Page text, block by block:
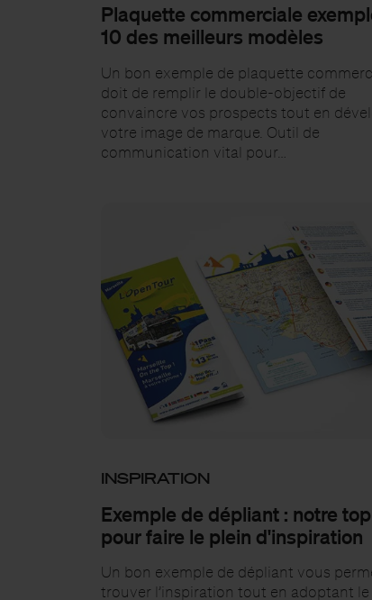
Plaquette commerciale
10 des meilleurs modèles
Un bon exemple de plaquette
doit de remplir le double-objectif de
convaincre vos prospects tout en
votre image de marque. Outil de
communication vital pour…
INSPIRATION
Exemple de dépliant : notre
pour faire le plein d'inspiration
Un bon exemple de dépliant vous
trouver l’inspiration tout en adoptant